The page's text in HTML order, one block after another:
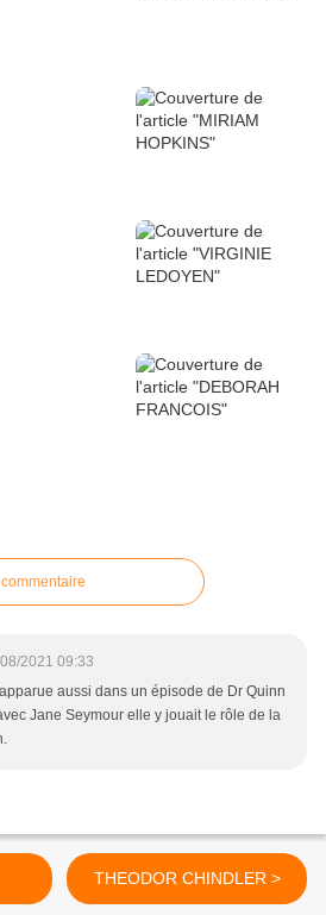
2021 09:33
aussi dans un épisode de Dr Quinn
Jane Seymour elle y jouait le rôle de la
THEODOR CHINDLER >